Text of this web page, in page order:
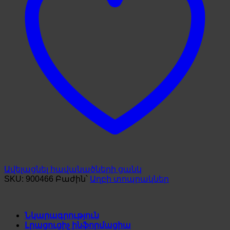
Ավելացնել հավանածների ցանկ
SKU: 900466 Բաժին՝ Աղբի տոպրակներ
Նկարագրություն
Լրացուցիչ ինֆորմացիա